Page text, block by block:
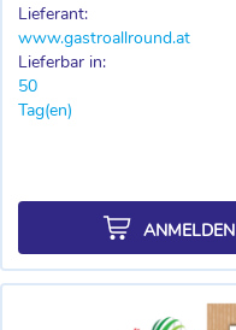
Lieferant:
www.gastroallround.at
Lieferbar in:
50
Tag(en)
ANMELDEN